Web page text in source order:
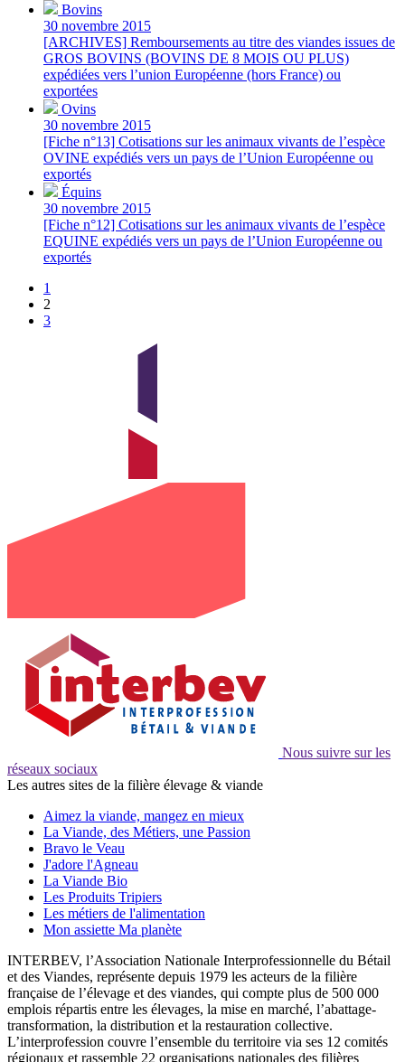
Bovins
30 novembre 2015
[ARCHIVES] Remboursements au titre des viandes issues de
GROS BOVINS (BOVINS DE 8 MOIS OU PLUS)
expédiées vers l’union Européenne (hors France) ou
exportées
Ovins
30 novembre 2015
[Fiche n°13] Cotisations sur les animaux vivants de l’espèce
OVINE expédiés vers un pays de l’Union Européenne ou
exportés
Équins
30 novembre 2015
[Fiche n°12] Cotisations sur les animaux vivants de l’espèce
EQUINE expédiés vers un pays de l’Union Européenne ou
exportés
1
2
3
Nous suivre sur les
réseaux sociaux
Les autres sites de la filière élevage & viande
Aimez la viande, mangez en mieux
La Viande, des Métiers, une Passion
Bravo le Veau
J'adore l'Agneau
La Viande Bio
Les Produits Tripiers
Les métiers de l'alimentation
Mon assiette Ma planète
INTERBEV, l’Association Nationale Interprofessionnelle du Bétail
et des Viandes, représente depuis 1979 les acteurs de la filière
française de l’élevage et des viandes, qui compte plus de 500 000
emplois répartis entre les élevages, la mise en marché, l’abattage-
transformation, la distribution et la restauration collective.
L’interprofession couvre l’ensemble du territoire via ses 12 comités
régionaux et rassemble 22 organisations nationales des filières